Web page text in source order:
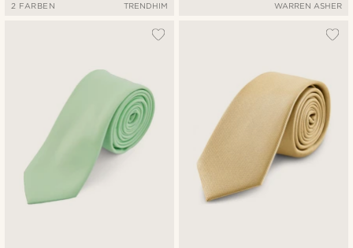
2 FARBEN TRENDHIM WARREN ASHER